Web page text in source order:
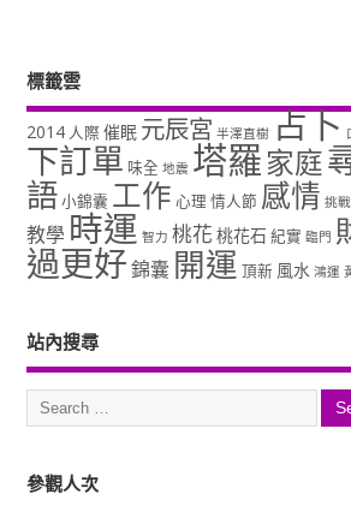
標籤雲
2014 人際 催眠 元辰宮 半澤直樹 占卜
下訂單 味全 地震 塔羅家庭
語小錦囊 工作 心理 情人節 感情 挑戰
教學 時運 智力 桃花 桃花石 紀實 臨門
過更好錦囊 開運 頂新 風水 鴻運
站內搜尋
參觀人次